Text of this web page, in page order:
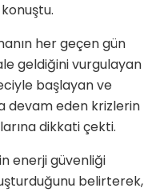
her geçen gün
geldiğini vurgulayan
başlayan ve
devam eden krizlerin
dikkati çekti.
enerji güvenliği
belirterek,